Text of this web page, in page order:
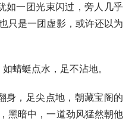
一团光束闪过，旁人几乎
只是一团虚影，或许还以为
蜓点水，足不沾地。
，足尖点地，朝藏宝阁的
黑暗中，一道劲风猛然朝他